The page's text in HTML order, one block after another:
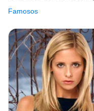
Famosos
dessas notícias. É incrível
Você quer lembrar como
Continue lendo este post
de nostalgia. E, no final,
em um determinado ano